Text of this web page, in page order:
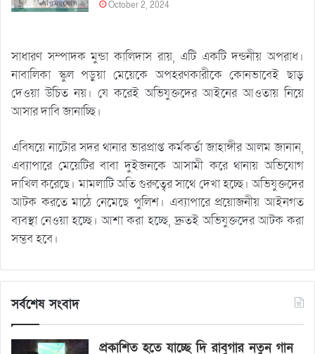
October 2, 2024
সাধারণ সম্পাদক মুন্ডা কালিদাস রায়, এটি একটি দন্ডনীয় অপরাধ।
নাবালিকা স্কুল পড়ুয়া মেয়েকে অপহরণকারীকে কোনভাবেই ছাড়
দেওয়া উচিত নয়। যে করেই অভিযুক্তদের আইনের আওতায় নিয়ে
আসার দাবি জানাচ্ছি।
এবিষয়ে নাটোর সদর থানার ভারপ্রাপ্ত কর্মকর্তা জাহাঙ্গীর আলম জানান,
এব্যাপারে মেয়েটির বাবা দুইজনকে আসামী করে থানায় অভিযোগ
দাখিল করেছে। মামলাটি অতি গুরুত্বের সাথে দেখা হচ্ছে। অভিযুক্তদের
আটক করতে মাঠে নেমেছে পুলিশ। এব্যাপারে প্রয়োজনীয় আইনগত
ব্যবস্থা নেওয়া হচ্ছে। আশা করা হচ্ছে, দ্রুতই অভিযুক্তদের আটক করা
সম্ভব হবে।
সর্বশেষ সংবাদ
প্রকাশিত হতে যাচ্ছে দি রাবুগার নতুন গান